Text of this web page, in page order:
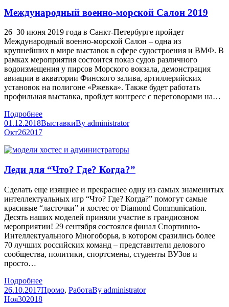
Международный военно-морской Салон 2019
26–30 июня 2019 года в Санкт-Петербурге пройдет
Международный военно-морской Салон – одна из
крупнейших в мире выставок в сфере судостроения и ВМФ. В
рамках мероприятия состоится показ судов различного
водоизмещения у пирсов Морского вокзала, демонстрация
авиации в акватории Финского залива, артиллерийских
установок на полигоне «Ржевка». Также будет работать
профильная выставка, пройдет конгресс с переговорами на…
Подробнее
01.12.2018ВыставкиBy administrator
Окт262017
Леди для “Что? Где? Когда?”
Сделать еще изящнее и прекраснее одну из самых знаменитых
интеллектуальных игр “Что? Где? Когда?” помогут самые
красивые “ласточки” и хостес от Diamond Communication.
Десять наших моделей приняли участие в грандиозном
мероприятии! 29 сентября состоялся финал Спортивно-
Интеллектуального Многоборья, в котором сразились более
70 лучших российских команд – представители делового
сообщества, политики, спортсмены, студенты ВУЗов и
просто…
Подробнее
26.10.2017Промо, РаботаBy administrator
Ноя302018